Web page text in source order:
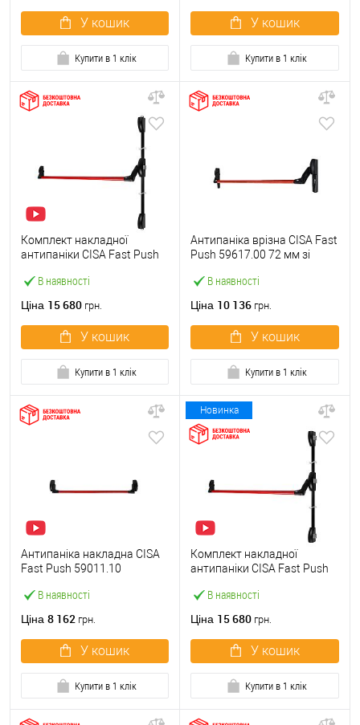
У кошик
Купити в 1 клік
У кошик
Купити в 1 клік
В наявності
Комплект накладної
антипаніки CISA Fast Push
точковий вверх-вниз
Ціна 15 680 грн.
У кошик
Купити в 1 клік
В наявності
Антипаніка врізна CISA Fast
Push 59617.00 72 мм зі
Ціна 10 136 грн.
У кошик
Купити в 1 клік
В наявності
Антипаніка накладна CISA
Fast Push 59011.10
штангою 900 мм червона
Ціна 8 162 грн.
У кошик
Купити в 1 клік
Новинка
В наявності
Комплект накладної
антипаніки CISA Fast Push
точковий вбік червона
Ціна 15 680 грн.
У кошик
Купити в 1 клік